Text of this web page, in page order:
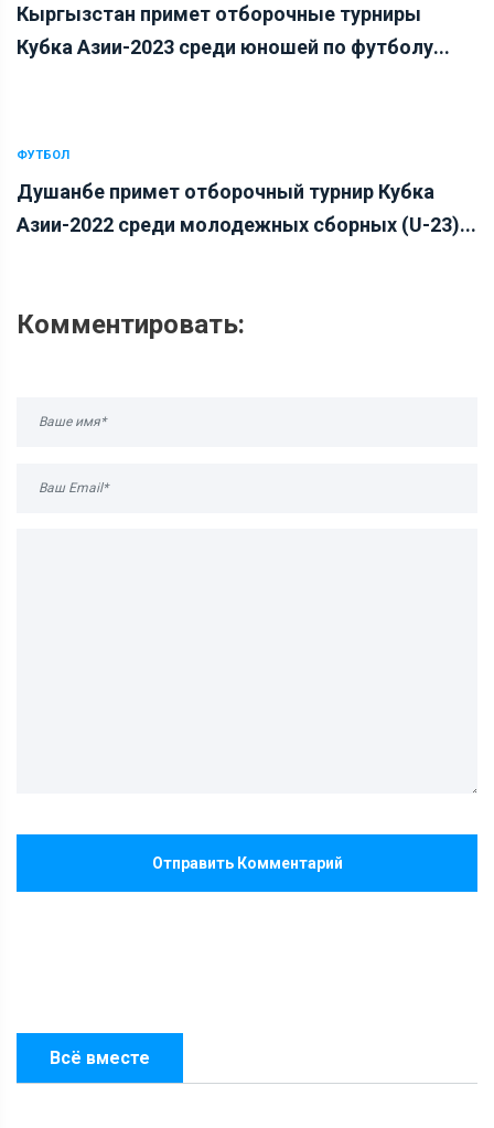
Всё вместе
Кыргызстан примет отборочные турниры
Кубка Азии-2023 среди юношей по футболу...
ФУТБОЛ
Душанбе примет отборочный турнир Кубка
Азии-2022 среди молодежных сборных (U-23)...
Комментировать:
Отправить Комментарий